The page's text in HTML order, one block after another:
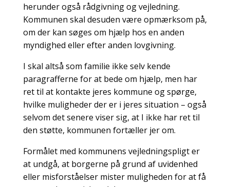
herunder også rådgivning og vejledning.
Kommunen skal desuden være opmærksom på,
om der kan søges om hjælp hos en anden
myndighed eller efter anden lovgivning.
I skal altså som familie ikke selv kende
paragrafferne for at bede om hjælp, men har
ret til at kontakte jeres kommune og spørge,
hvilke muligheder der er i jeres situation – også
selvom det senere viser sig, at I ikke har ret til
den støtte, kommunen fortæller jer om.
Formålet med kommunens vejledningspligt er
at undgå, at borgerne på grund af uvidenhed
eller misforståelser mister muligheden for at få